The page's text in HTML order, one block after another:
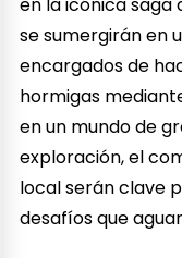
en la icónica saga
se sumergirán en
encargados de
hormigas
en un mundo de
exploración, el
local serán clave
desafíos que